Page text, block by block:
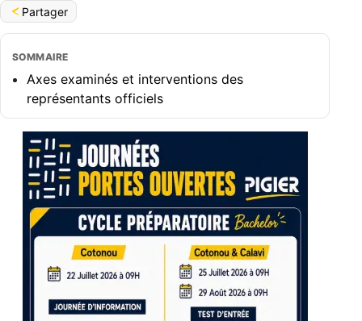
Partager
SOMMAIRE
Axes examinés et interventions des
représentants officiels